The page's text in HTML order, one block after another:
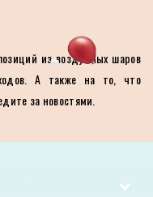
из воздушных шаров
А также на то, что
за новостями.